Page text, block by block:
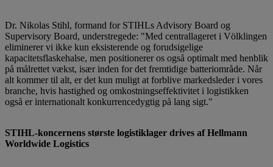
Dr. Nikolas Stihl, formand for STIHLs Advisory Board og
Supervisory Board, understregede: "Med centrallageret i Völklingen
eliminerer vi ikke kun eksisterende og forudsigelige
kapacitetsflaskehalse, men positionerer os også optimalt med henblik
på målrettet vækst, især inden for det fremtidige batteriområde. Når
alt kommer til alt, er det kun muligt at forblive markedsleder i vores
branche, hvis hastighed og omkostningseffektivitet i logistikken
også er internationalt konkurrencedygtig på lang sigt."
STIHL-koncernens største logistiklager drives af Hellmann
Worldwide Logistics